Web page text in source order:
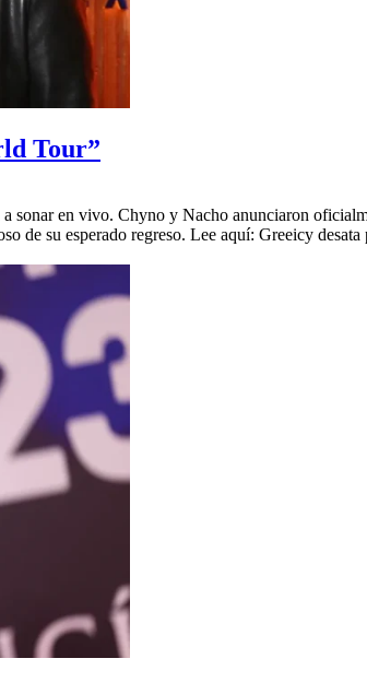
Tour”
sonar en vivo. Chyno y Nacho anunciaron
de su esperado regreso. Lee aquí: Greeicy